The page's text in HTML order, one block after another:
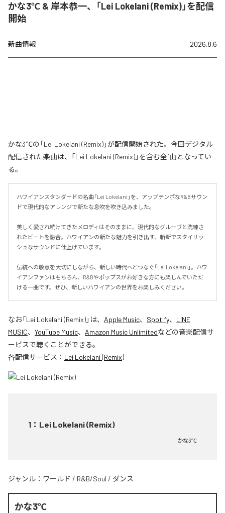
かな3℃ & 岸本恭一、「Lei Lokelani (Remix)」を配信
開始
新曲情報 2026.8.6
かな3℃の「Lei Lokelani (Remix)」が配信開始された。今回デジタル
配信された楽曲は、「Lei Lokelani (Remix)」を含む全1曲となってい
る。
ハワイアンスタンダードの名曲「Lei Lokelani」を、アップテンポなR&Bサウン
ドで現代的なアレンジで新たな息吹を吹き込みました。
美しく愛され続けてきたメロディはそのままに、現代的なグルーヴと洗練さ
れたビートを融合。ハワイアンの新たな魅力を引き出す、斬新でスタイリッ
シュなサウンドに仕上げています。
伝統への敬意を大切にしながら、新しい時代へとつなぐ「Lei Lokelani」。ハワ
イアンファンはもちろん、R&Bやポップスがお好きな方にも楽しんでいただ
ける一曲です。ぜひ、新しいハワイアンの世界をお楽しみください。
なお「Lei Lokelani (Remix)」は、 Apple Music、 Spotify、 LINE
MUSIC、 YouTube Music、 Amazon Music Unlimitedなどの音楽配信サ
ービスで聴くことができる。
各配信サービス： Lei Lokelani (Remix)
1 ： Lei Lokelani (Remix)
かな3℃
ジャンル： ワールド / R&B/Soul / ダンス
かな3℃